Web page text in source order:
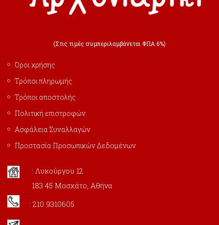
(Στις τιμές συμπεριλαμβάνεται ΦΠΑ 6%)
Όροι χρήσης
Τρόποι πληρωμής
Τρόποι αποστολής
Πολιτική επιστροφών
Ασφάλεια Συναλλαγών
Προστασία Προσωπικών Δεδομένων
: Λυκούργου 12
183 45 Μοσχάτο, Αθήνα
: 210 9310605